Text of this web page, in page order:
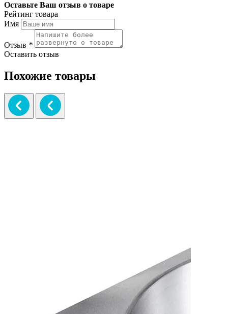
Оставьте Ваш отзыв о товаре
Рейтинг товара
Имя
Отзыв *
Оставить отзыв
Похожие товары